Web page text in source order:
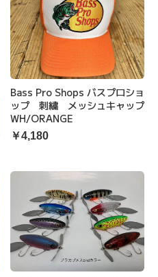
Bass Pro Shops バスプロショ
ップ 刺繍 メッシュキャップ
WH/ORANGE
￥4,180